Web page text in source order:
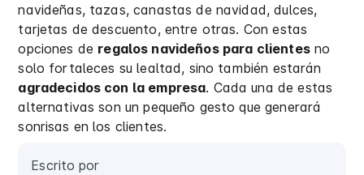
navideñas, tazas, canastas de navidad, dulces,
tarjetas de descuento, entre otras. Con estas
opciones de regalos navideños para clientesno
solo fortaleces su lealtad, sino también estarán
agradecidos con la empresa. Cada una de estas
alternativas son un pequeño gesto que generará
sonrisas en los clientes.
Escrito por